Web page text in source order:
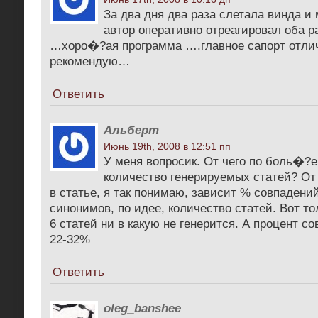
За два дня два раза слетала винда и
автор оперативно отреагировал оба
…хоро�?ая программа ….главное сапорт
рекомендую…
Ответить
Альберт
Июнь 19th, 2008 в 12:51 пп
У меня вопросик. От чего по
количество генерируемых статей?
в статье, я так понимаю, зависит %
синонимов, по идее, количество статей. Вот
6 статей ни в какую не генерится. А процент
22-32%
Ответить
oleg_banshee